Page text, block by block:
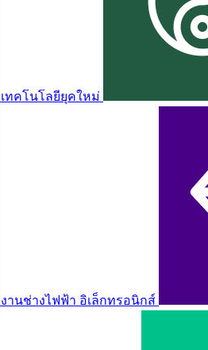
เทคโนโลยียุคใหม่
งานช่างไฟฟ้า อิเล็กทรอนิกส์